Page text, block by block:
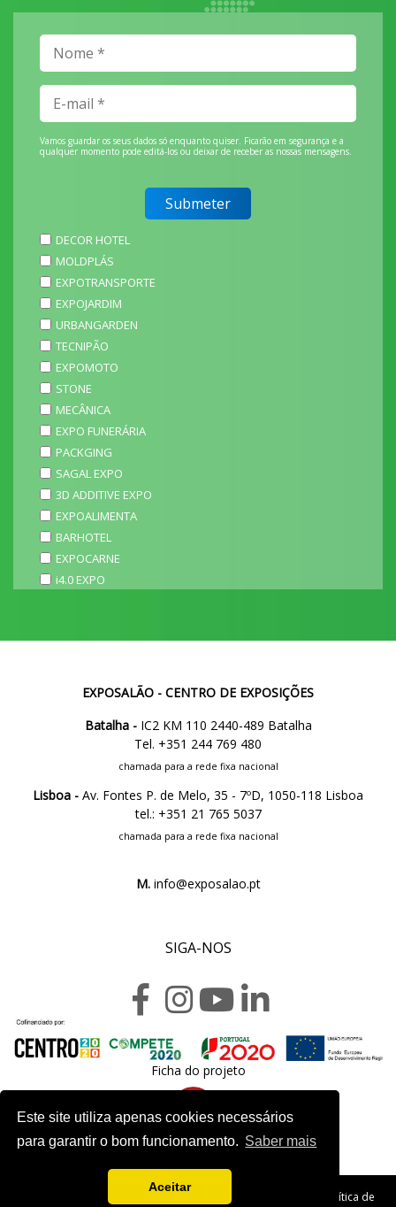
Este site utiliza apenas cookies necessários
para garantir o bom funcionamento. Saber mais
Aceitar
Vamos guardar os seus dados só enquanto quiser. Ficarão em segurança e a
qualquer momento pode editá-los ou deixar de receber as nossas mensagens.
DECOR HOTEL
MOLDPLÁS
EXPOTRANSPORTE
EXPOJARDIM
URBANGARDEN
TECNIPÃO
EXPOMOTO
STONE
MECÂNICA
EXPO FUNERÁRIA
PACKGING
SAGAL EXPO
3D ADDITIVE EXPO
EXPOALIMENTA
BARHOTEL
EXPOCARNE
i4.0 EXPO
EXPOSALÃO - CENTRO DE EXPOSIÇÕES
Batalha -IC2 KM 110 2440-489 Batalha
Tel. +351 244 769 480
chamada para a rede fixa nacional
Lisboa - Av. Fontes P. de Melo, 35 - 7ºD, 1050-118 Lisboa
tel.: +351 21 765 5037
chamada para a rede fixa nacional
M.info@exposalao.pt
SIGA-NOS
Ficha do projeto
Política de